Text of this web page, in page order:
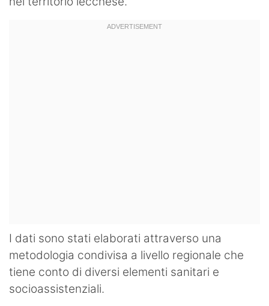
I dati sono stati elaborati attraverso una
metodologia condivisa a livello regionale che
tiene conto di diversi elementi sanitari e
socioassistenziali.